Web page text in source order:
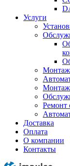
Услуги
Монтаж
Монтаж
Ремонт
Доставка
Оплата
О компании
Контакты